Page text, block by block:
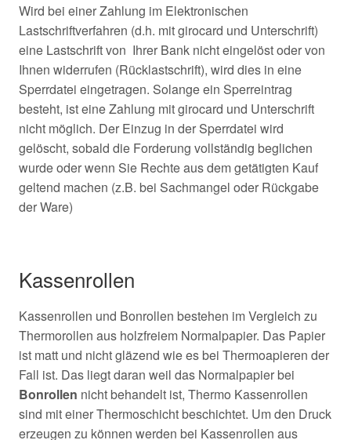
Wird bei einer Zahlung im Elektronischen
Lastschriftverfahren (d.h. mit girocard und Unterschrift)
eine Lastschrift von Ihrer Bank nicht eingelöst oder von
Ihnen widerrufen (Rücklastschrift), wird dies in eine
Sperrdatei eingetragen. Solange ein Sperreintrag
besteht, ist eine Zahlung mit girocard und Unterschrift
nicht möglich. Der Einzug in der Sperrdatei wird
gelöscht, sobald die Forderung vollständig beglichen
wurde oder wenn Sie Rechte aus dem getätigten Kauf
geltend machen (z.B. bei Sachmangel oder Rückgabe
der Ware)
Kassenrollen
Kassenrollen und Bonrollen bestehen im Vergleich zu
Thermorollen aus holzfreiem Normalpapier. Das Papier
ist matt und nicht gläzend wie es bei Thermoapieren der
Fall ist. Das liegt daran weil das Normalpapier bei
Bonrollen nicht behandelt ist, Thermo Kassenrollen
sind mit einer Thermoschicht beschichtet. Um den Druck
erzeugen zu können werden bei Kassenrollen aus